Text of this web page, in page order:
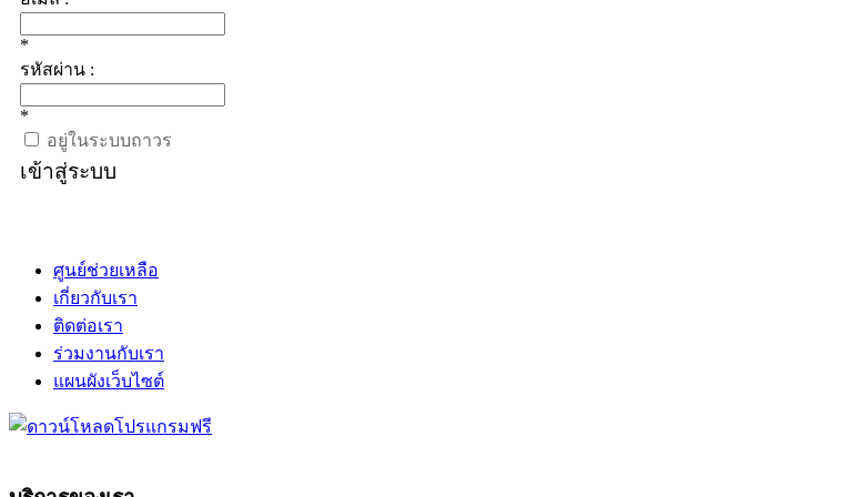
*
รหัสผ่าน :
*
อยู่ในระบบถาวร
เข้าสู่ระบบ
ศูนย์ช่วยเหลือ
เกี่ยวกับเรา
ติดต่อเรา
ร่วมงานกับเรา
แผนผังเว็บไซต์